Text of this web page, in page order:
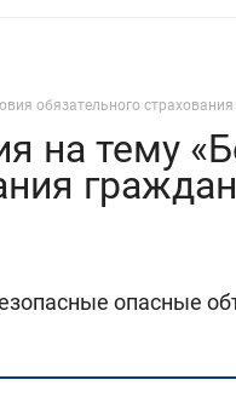
обязательного
на тему
опасные